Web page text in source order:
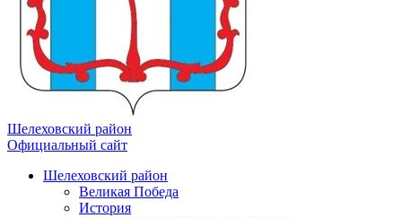
Шелеховский район
Официальный сайт
Шелеховский район
Великая Победа
История